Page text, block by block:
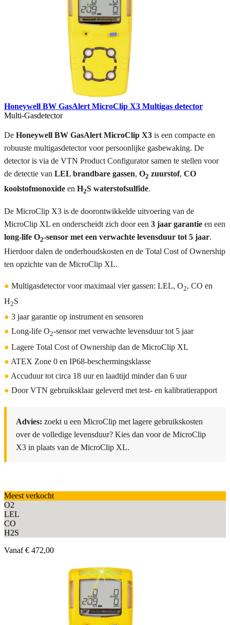
Honeywell BW GasAlert MicroClip X3 Multigas detector
Multi-Gasdetector
De Honeywell BW GasAlert MicroClip X3 is een compacte en
robuuste multigasdetector voor persoonlijke gasbewaking. De
detector is via de VTN Product Configurator samen te stellen voor
de detectie van LEL brandbare gassen, O2 zuurstof, CO
koolstofmonoxide en H2S waterstofsulfide.
De MicroClip X3 is de doorontwikkelde uitvoering van de
MicroClip XL en onderscheidt zich door een 3 jaar garantie en een
long-life O2-sensor met een verwachte levensduur tot 5 jaar.
Hierdoor dalen de onderhoudskosten en de Total Cost of Ownership
ten opzichte van de MicroClip XL.
● Multigasdetector voor maximaal vier gassen: LEL, O2, CO en
H2S
● 3 jaar garantie op instrument en sensoren
● Long-life O2-sensor met verwachte levensduur tot 5 jaar
● Lagere Total Cost of Ownership dan de MicroClip XL
● ATEX Zone 0 en IP68-beschermingsklasse
● Accuduur tot circa 18 uur en laadtijd minder dan 6 uur
● Door VTN gebruiksklaar geleverd met test- en kalibratierapport
Advies: zoekt u een MicroClip met lagere gebruikskosten
over de volledige levensduur? Kies dan voor de MicroClip
X3 in plaats van de MicroClip XL.
Meest verkocht
O2
LEL
CO
H2S
Vanaf € 472,00